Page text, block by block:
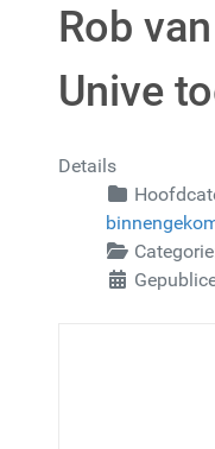
Rob
Unive
Details